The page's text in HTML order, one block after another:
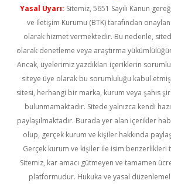
Yasal Uyarı: Sitemiz, 5651 Sayılı Kanun
ve İletişim Kurumu (BTK) tarafından
olarak hizmet vermektedir. Bu nedenle,
olarak denetleme veya araştırma
Ancak, üyelerimiz yazdıkları içeriklerin
siteye üye olarak bu sorumluluğu kabul etmiş
sitesi, herhangi bir marka, kurum veya şahıs
bulunmamaktadır. Sitede yalnızca kendi
paylaşılmaktadır. Burada yer alan içerikler
olup, gerçek kurum ve kişiler hakkında
Gerçek kurum ve kişiler ile isim
Sitemiz, kar amacı gütmeyen ve tamamen
platformudur. Hukuka ve yasal